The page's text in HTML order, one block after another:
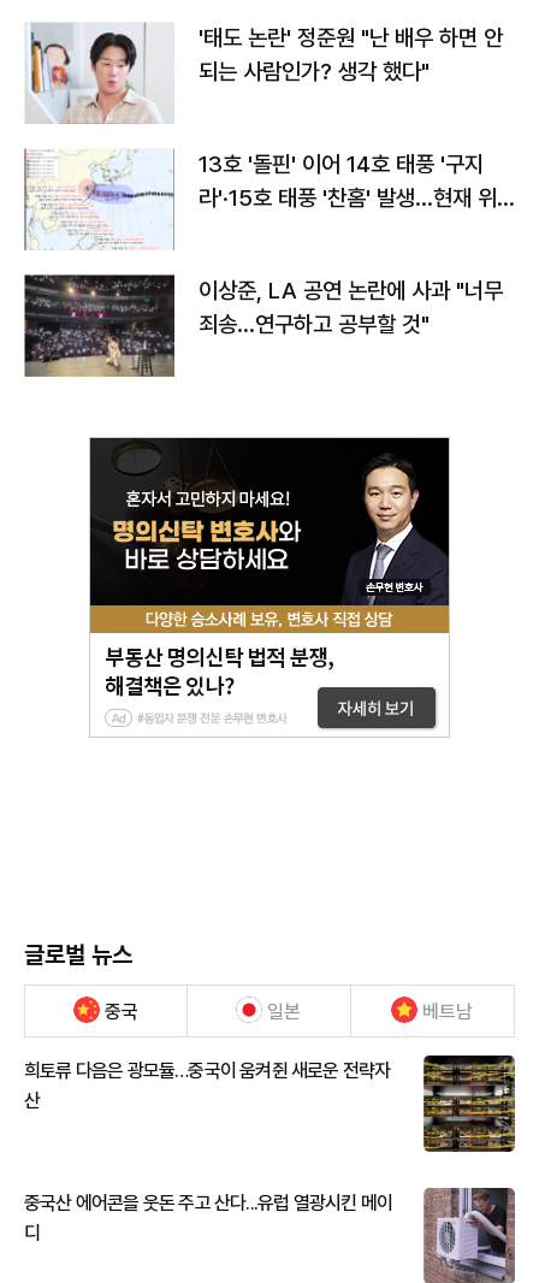
'태도 논란' 정준원 "난 배우 하면 안
되는 사람인가? 생각 했다"
13호 '돌핀' 이어 14호 태풍 '구지
라'·15호 태풍 '찬홈' 발생…현재 위
이상준, LA 공연 논란에 사과 "너무
죄송…연구하고 공부할 것"
글로벌 뉴스
중국 일본 베트남
희토류 다음은 광모듈…중국이 움켜쥔 새로운 전략자
산
중국산 에어콘을 웃돈 주고 산다...유럽 열광시킨 메이
디